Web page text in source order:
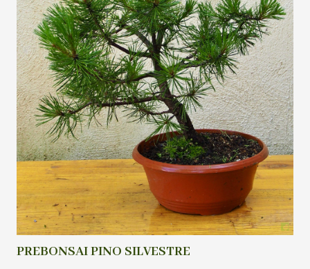
PREBONSAI PINO SILVESTRE